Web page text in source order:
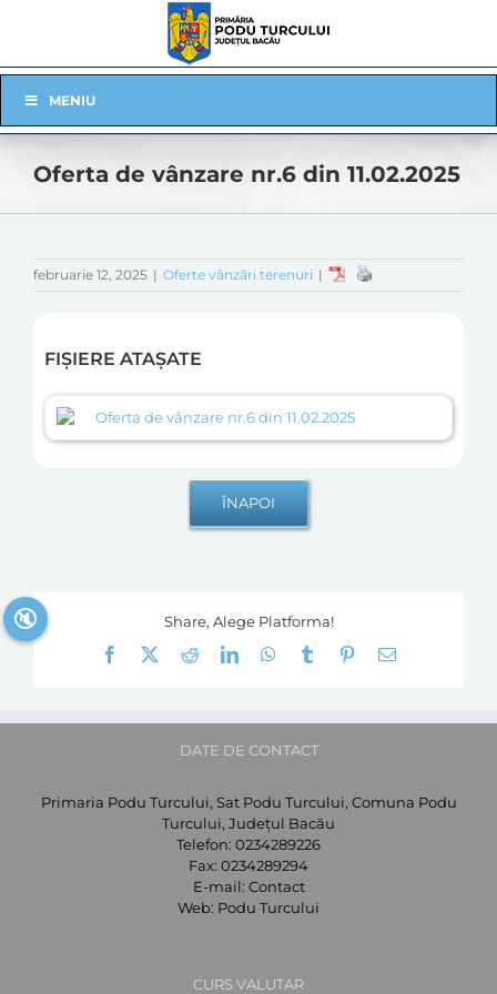
Navigation
MENIU
Oferta de vânzare nr.6 din 11.02.2025
februarie 12, 2025 | Oferte vânzări terenuri |
FIȘIERE ATAȘATE
Oferta de vânzare nr.6 din 11.02.2025
Share, Alege Platforma!
Facebook
RedditLinkedInWhatsApp
Tumblr Pinterest
E-
DATE DE CONTACT
Primaria Podu Turcului, Sat Podu Turcului, Comuna Podu
Turcului, Județul Bacău
Telefon: 0234289226
Fax: 0234289294
E-mail: Contact
Web: Podu Turcului
CURS VALUTAR
🔇